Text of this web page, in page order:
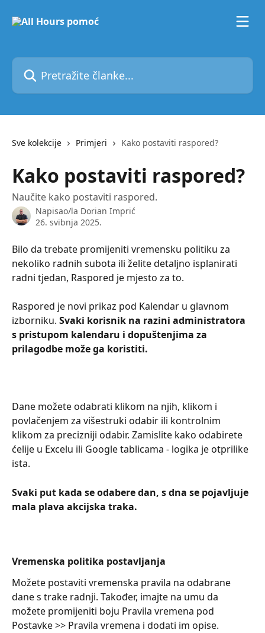
Pretražite članke...
Sve kolekcije Primjeri Kako postaviti raspored?
Kako postaviti raspored?
Naučite kako postaviti raspored.
Napisao/la Dorian Imprić
26. svibnja 2025.
Bilo da trebate promijeniti vremensku politiku za
nekoliko radnih subota ili želite detaljno isplanirati
radni tjedan, Raspored je mjesto za to.
Raspored je novi prikaz pod Kalendar u glavnom
izborniku. Svaki korisnik na razini administratora
s pristupom kalendaru i dopuštenjima za
prilagodbe može ga koristiti.
Dane možete odabrati klikom na njih, klikom i
povlačenjem za višestruki odabir ili kontrolnim
klikom za precizniji odabir. Zamislite kako odabirete
ćelije u Excelu ili Google tablicama - logika je otprilike
ista.
Svaki put kada se odabere dan, s dna se pojavljuje
mala plava akcijska traka.
Vremenska politika postavljanja
Možete postaviti vremenska pravila na odabrane
dane s trake radnji. Također, imajte na umu da
možete promijeniti boju Pravila vremena pod
Postavke >> Pravila vremena i dodati im opise.